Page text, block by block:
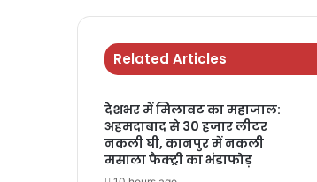
Related Articles
देशभर में मिलावट का महाजाल:
अहमदाबाद से 30 हजार लीटर
नकली घी, कानपुर में नकली
मसाला फैक्ट्री का भंडाफोड़